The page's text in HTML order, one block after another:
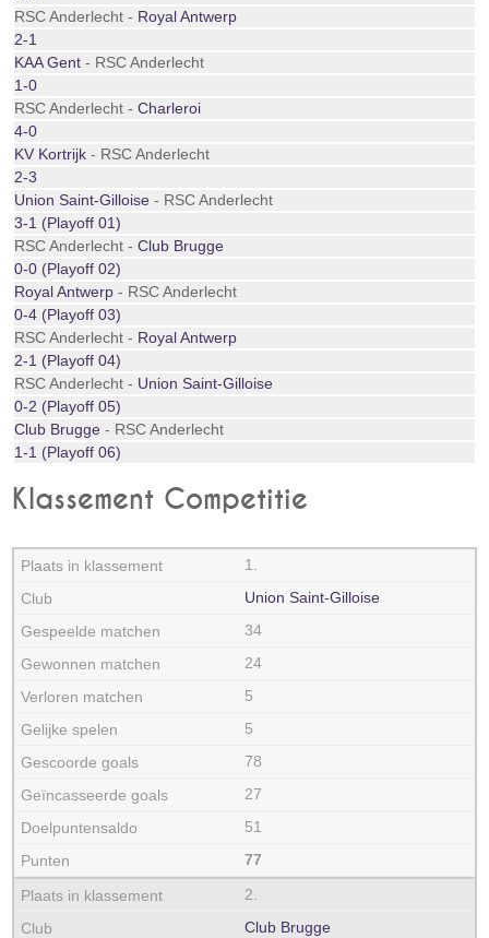
RSC Anderlecht - Royal Antwerp
2-1
KAA Gent - RSC Anderlecht
1-0
RSC Anderlecht -Charleroi
4-0
KV Kortrijk - RSC Anderlecht
2-3
Union Saint-Gilloise - RSC Anderlecht
3-1 (Playoff 01)
RSC Anderlecht -Club Brugge
0-0 (Playoff 02)
Royal Antwerp - RSC Anderlecht
0-4 (Playoff 03)
RSC Anderlecht - Royal Antwerp
2-1 (Playoff 04)
RSC Anderlecht - Union Saint-Gilloise
0-2 (Playoff 05)
Club Brugge - RSC Anderlecht
1-1 (Playoff 06)
Klassement Competitie
1.
Union Saint-Gilloise
34
24
5
5
78
27
51
77
2.
Club Brugge